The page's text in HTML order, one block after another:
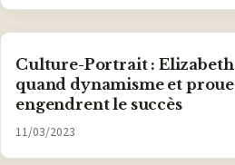
Culture-Portrait : Elizabeth
quand dynamisme et
engendrent le succès
11/03/2023